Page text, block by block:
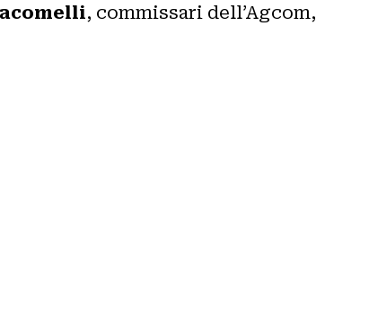
, commissari dell’Agcom,